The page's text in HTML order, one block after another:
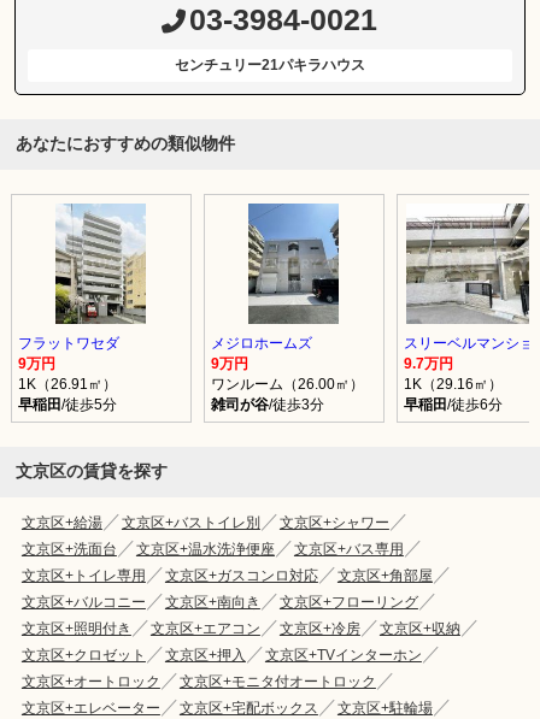
03-3984-0021
センチュリー21パキラハウス
あなたにおすすめの類似物件
フラットワセダ
9万円
1K（26.91㎡）
早稲田/徒歩5分
メジロホームズ
9万円
ワンルーム（26.00㎡）
雑司が谷/徒歩3分
スリーベルマンショ
9.7万円
1K（29.16㎡）
早稲田/徒歩6分
文京区の賃貸を探す
文京区+給湯 文京区+バストイレ別
文京区+シャワー
文京区+洗面台
文京区+温水洗浄便座
文京区+バス専用
文京区+トイレ専用
文京区+ガスコンロ対応
文京区+角部屋
文京区+バルコニー
文京区+南向き
文京区+フローリング
文京区+照明付き
文京区+エアコン 文京区+冷房
文京区+収納
文京区+クロゼット
文京区+押入
文京区+TVインターホン
文京区+オートロック
文京区+モニタ付オートロック
文京区+エレベーター
文京区+宅配ボックス
文京区+駐輪場